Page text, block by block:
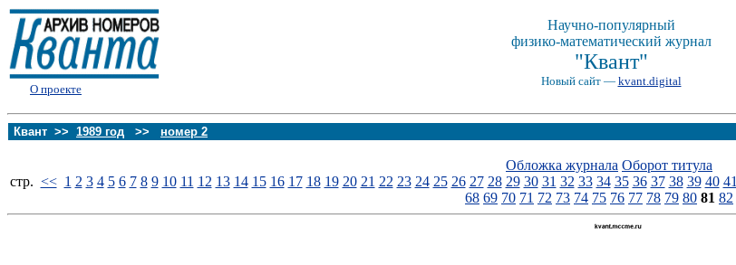
О проекте
Научно-популярный
физико-математический журнал
"Квант"
Новый сайт — kvant.digital
Квант >> 1989 год >> номер 2
Обложка журнала Оборот титула
стp. << 1 2 3 4 5 6 7 8 9 10 11 12 13 14 15 16 17 18 19 20 21 22 23 24 25 26 27 28 29 30 31 32 33 34 35 36 37 38 39 40 41
68 69 70 71 72 73 74 75 76 77 78 79 80 81 82